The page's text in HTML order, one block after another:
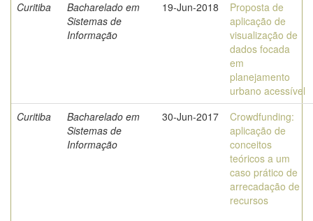
Curitiba
Bacharelado em
Sistemas de
Informação
19-Jun-2018
Proposta de
aplicação de
visualização de
dados focada
em
planejamento
urbano acessível
Curitiba
Bacharelado em
Sistemas de
Informação
30-Jun-2017
Crowdfunding:
aplicação de
conceitos
teóricos a um
caso prático de
arrecadação de
recursos